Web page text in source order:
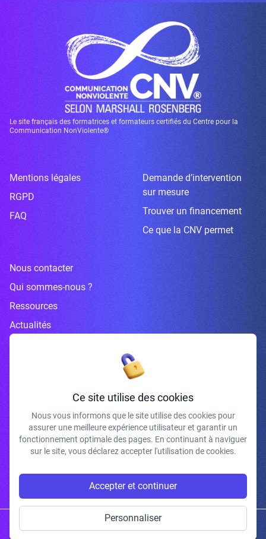
Le site français des formatrices et formateurs certifiés du Centre pour la
Communication NonViolente®
Mentions légales
RGPD
FAQ
Demande d’intervention
sur mesure
Trouver un financement
Ce que la CNV permet
Nous contacter
Qui sommes-nous ?
Ressources
Actualités
Inscrivez-vous à la newsletter
J'accepte de recevoir vos e-mails et confirme avoir pris connaissance de
votre politique de confidentialité et mentions légales.
Copyright © 2026 | Gum Studio. Tous droits réservés.
Ce site utilise des cookies
Nous vous informons que le site utilise des cookies pour
assurer une meilleure expérience utilisateur et garantir un
fonctionnement optimale des pages. En continuant à naviguer
sur le site, vous déclarez accepter l'utilisation de cookies.
Accepter et continuer
Personnaliser